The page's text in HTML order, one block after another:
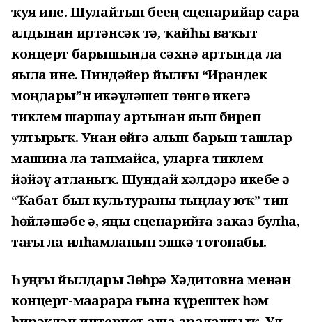
ҡуя ине. Шулайтып беҙҙең сценарийҙар сара
алдынан иртәнсәк тә, ҡайһы ваҡыт
концерт барышында сәхнә артында ла
яҙыла ине. Ниндәйҙер йылғы “Ирәндек
моңдары”н икәүләшеп төнгө икегә
тиклем шаршау артынан яҙып биреп
ултырҙыҡ. Унан өйгә алып барып ташлар
машина ла тапмайса, уларға тиклем
йәйәү атланыҡ. Шундай хәлдәрҙә икебеҙ ҙә
“Ҡабат был культураны тыңлау юҡ” тип
һөйләшәбеҙ ҙә, яңы сценарийға заказ булһа,
тағы ла илһамланып эшкә тотонабыҙ.
Һуңғы йылдары Зөһрә Хәдитовна менән
концерт-маҙарҙарҙа ғына күрештек һәм